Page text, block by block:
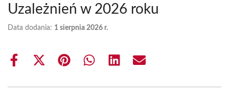
Uzależnień w 2026 roku
Data dodania: 1 sierpnia 2026 r.
Share
Share
(Twitter)
Share Share Share Share